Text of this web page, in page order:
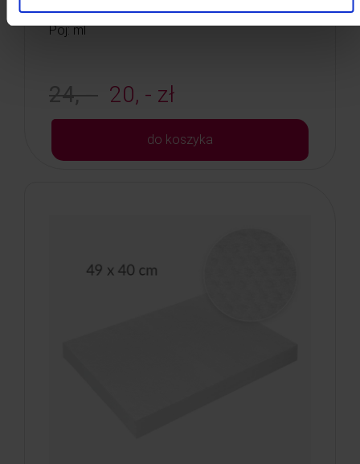
Kod: 85183
Poj: ml
24, - 20, - zł
do koszyka